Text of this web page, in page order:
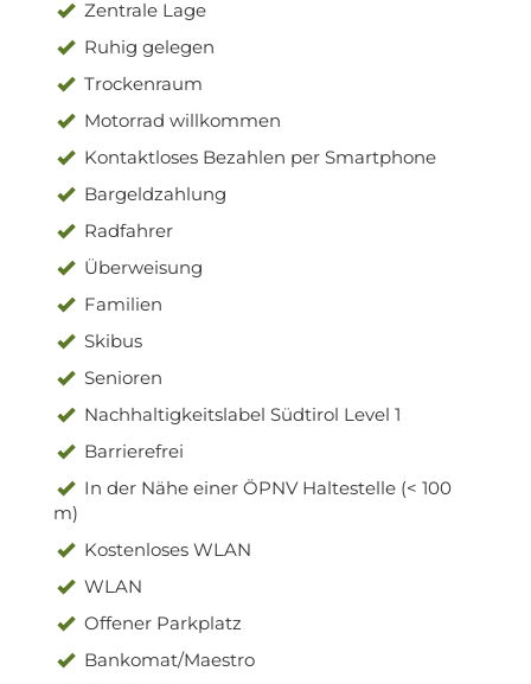
Zentrale Lage
Ruhig gelegen
Trockenraum
Motorrad willkommen
Kontaktloses Bezahlen per Smartphone
Bargeldzahlung
Radfahrer
Überweisung
Familien
Skibus
Senioren
Nachhaltigkeitslabel Südtirol Level 1
Barrierefrei
In der Nähe einer ÖPNV Haltestelle (< 100
m)
Kostenloses WLAN
WLAN
Offener Parkplatz
Bankomat/Maestro